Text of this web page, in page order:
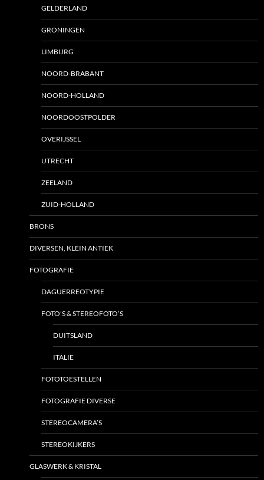
GELDERLAND
GRONINGEN
LIMBURG
NOORD-BRABANT
NOORD-HOLLAND
NOORDOOSTPOLDER
OVERIJSSEL
UTRECHT
ZEELAND
ZUID-HOLLAND
BRONS
DIVERSEN, KLEIN ANTIEK
FOTOGRAFIE
DAGUERREOTYPIE
FOTO’S & STEREOFOTO’S
DUITSLAND
ITALIE
FOTOTOESTELLEN
FOTOGRAFIE DIVERSE
STEREOCAMERA’S
STEREOKIJKERS
GLASWERK & KRISTAL